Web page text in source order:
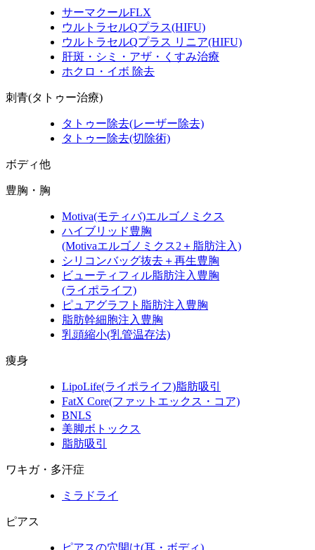
サーマクールFLX
ウルトラセルQプラス(HIFU)
ウルトラセルQプラス リニア(HIFU)
肝斑・シミ・アザ・くすみ治療
ホクロ・イボ 除去
刺青(タトゥー治療)
タトゥー除去(レーザー除去)
タトゥー除去(切除術)
ボディ他
豊胸・胸
Motiva(モティバ)エルゴノミクス
ハイブリッド豊胸
(Motivaエルゴノミクス2＋脂肪注入)
シリコンバッグ抜去＋再生豊胸
ビューティフィル脂肪注入豊胸
(ライポライフ)
ピュアグラフト脂肪注入豊胸
脂肪幹細胞注入豊胸
乳頭縮小(乳管温存法)
痩身
LipoLife(ライポライフ)脂肪吸引
FatX Core(ファットエックス・コア)
BNLS
美脚ボトックス
脂肪吸引
ワキガ・多汗症
ミラドライ
ピアス
ピアスの穴開け(耳・ボディ)